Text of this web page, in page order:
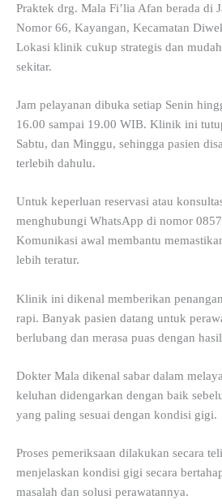
Praktek drg. Mala Fi’lia Afan berada di
Nomor 66, Kayangan, Kecamatan
Lokasi klinik cukup strategis dan
sekitar.
Jam pelayanan dibuka setiap Senin
16.00 sampai 19.00 WIB. Klinik ini
Sabtu, dan Minggu, sehingga pasien
terlebih dahulu.
Untuk keperluan reservasi atau
menghubungi WhatsApp di nomor
Komunikasi awal membantu
lebih teratur.
Klinik ini dikenal memberikan
rapi. Banyak pasien datang untuk
berlubang dan merasa puas dengan
Dokter Mala dikenal sabar dalam
keluhan didengarkan dengan baik
yang paling sesuai dengan kondisi gigi.
Proses pemeriksaan dilakukan secara
menjelaskan kondisi gigi secara
masalah dan solusi perawatannya.